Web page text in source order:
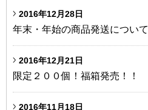
2016年12月28日
年末・年始の商品発送について
2016年12月21日
限定２００個！福箱発売！！
2016年11月18日